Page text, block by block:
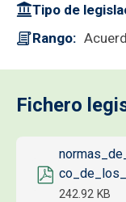
Tipo de
Rango
Fichero
242.92 KB